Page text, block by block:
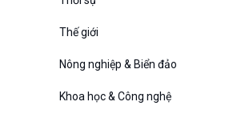
Thế giới
Nông nghiệp & Biển đảo
Khoa học & Công nghệ